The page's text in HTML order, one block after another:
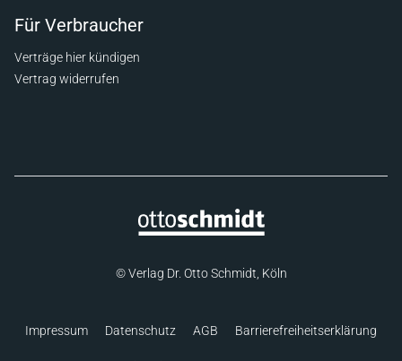
Für Verbraucher
Verträge hier kündigen
Vertrag widerrufen
© Verlag Dr. Otto Schmidt, Köln
Impressum Datenschutz AGB Barrierefreiheitserklärung